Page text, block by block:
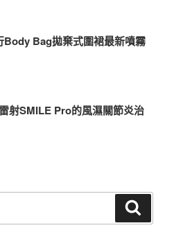
Body Bag拋棄式圍裙最新噴霧
射SMILE Pro的風濕關節炎治